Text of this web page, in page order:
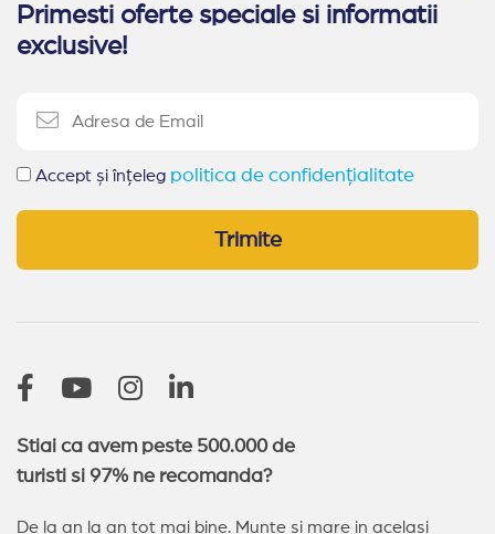
Primesti oferte speciale si informatii
exclusive!
Accept și înțeleg politica de confidențialitate
Trimite
Stiai ca avem peste 500.000 de
turisti si 97% ne recomanda?
De la an la an tot mai bine. Munte si mare in acelasi